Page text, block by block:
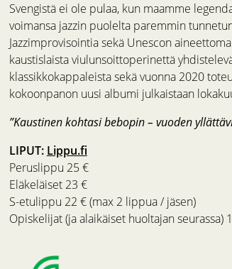
Svengistä ei ole pulaa, kun maamme
voimansa jazzin puolelta paremmin
Jazzimprovisointia sekä Unescon
kaustislaista viulunsoittoperinettä
klassikkokappaleista sekä vuonna 2020
kokoonpanon uusi albumi julkaistaan
”Kaustinen kohtasi bebopin – vuoden
LIPUT: Lippu.fi
Peruslippu 25 €
Eläkeläiset 23 €
S-etulippu 22 € (max 2 lippua / jäsen)
Opiskelijat (ja alaikäiset huoltajan seurassa)